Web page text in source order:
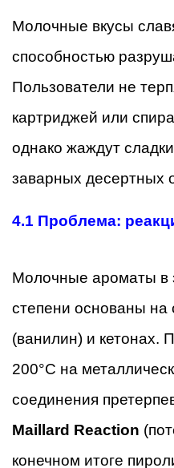
Молочные вкусы
способностью
Пользователи не
картриджей или
однако жаждут
заварных десертных
4.1 Проблема:
Молочные ароматы в
степени основаны на
(ванилин) и кетонах.
200°C на
соединения
Maillard Reaction
конечном итоге